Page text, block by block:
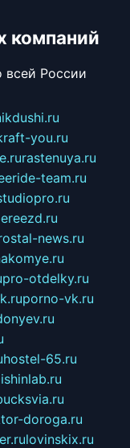
компаний
всей России
you.ru
rastenuya.ru
team.ru
news.ru
pro-otdelky.ru
porno-vk.ru
hostel-65.ru
doroga.ru
lovinskix.ru